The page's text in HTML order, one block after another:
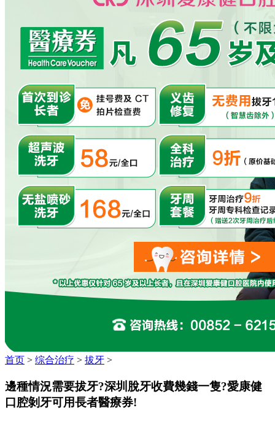
首页 > 综合治疗 > 拔牙 >
邊種情況需要拔牙?深圳脫牙收費幾錢一隻?愛康健
口腔剝牙可用長者醫療券!